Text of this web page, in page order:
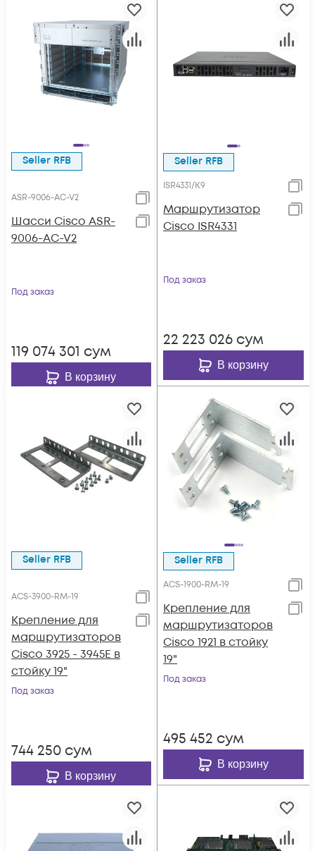
Seller RFB
ASR-9006-AC-V2
Шасси Cisco ASR-
9006-AC-V2
Под заказ
119 074 301 сум
В корзину
Seller RFB
ISR4331/K9
Маршрутизатор
Cisco ISR4331
Под заказ
22 223 026 сум
В корзину
Seller RFB
ACS-3900-RM-19
Крепление для
маршрутизаторов
Cisco 3925 - 3945E в
стойку 19"
Под заказ
744 250 сум
В корзину
Seller RFB
ACS-1900-RM-19
Крепление для
маршрутизаторов
Cisco 1921 в стойку
19"
Под заказ
495 452 сум
В корзину